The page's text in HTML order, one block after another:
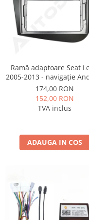
Ramă adaptoare Seat
2005-2013 - navigație
9″, montaj dedicat
174,00 RON
152,00 RON
TVA inclus
ADAUGA IN COS